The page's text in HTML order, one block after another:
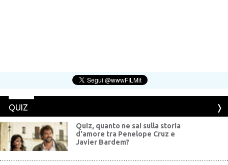
QUIZ
Quiz, quanto ne sai sulla storia
d'amore tra Penelope Cruz e
Javier Bardem?